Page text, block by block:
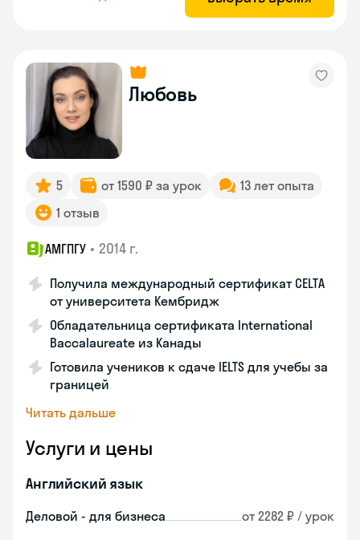
Любовь
5 от 1590 ₽ за урок
13 лет опыта
1 отзыв
АМГПГУ • 2014 г.
Получила международный сертификат CELTA
от университета Кембридж
Обладательница сертификата International
Baccalaureate из Канады
Готовила учеников к сдаче IELTS для учебы за
границей
Читать дальше
Услуги и цены
Английский язык
Деловой - для бизнеса от 2282 ₽ / урок